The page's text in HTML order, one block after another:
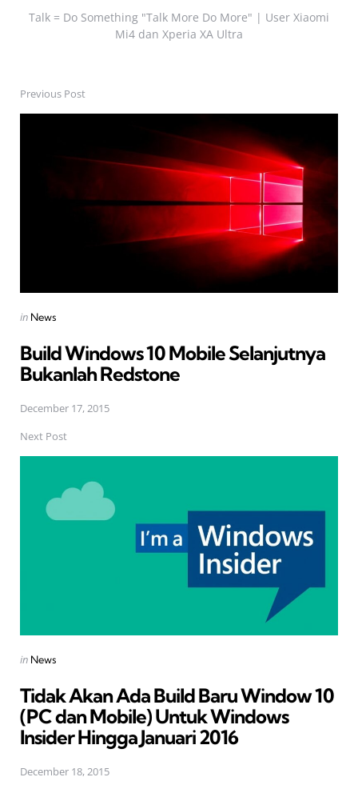
Talk = Do Something "Talk More Do More" | User Xiaomi
Mi4 dan Xperia XA Ultra
PostPrevious Post
Posted
in News
Build Windows 10 Mobile Selanjutnya
Bukanlah Redstone
December 17, 2015
Next Post
Posted
in News
Tidak Akan Ada Build Baru Window 10
(PC dan Mobile) Untuk Windows
Insider Hingga Januari 2016
December 18, 2015